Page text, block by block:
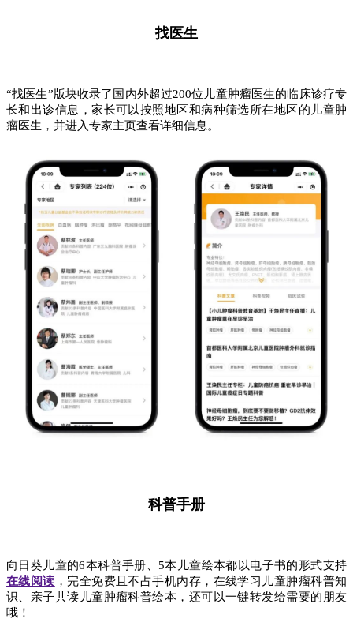
找医生
“找医生”版块收录了国内外超过200位儿童肿瘤医生的临床诊疗专
长和出诊信息，家长可以按照地区和病种筛选所在地区的儿童肿
瘤医生，并进入专家主页查看详细信息。
科普手册
向日葵儿童的6本科普手册、5本儿童绘本都以电子书的形式支持
在线阅读 ，完全免费且不占手机内存，在线学习儿童肿瘤科普知
识、亲子共读儿童肿瘤科普绘本，还可以一键转发给需要的朋友
哦！